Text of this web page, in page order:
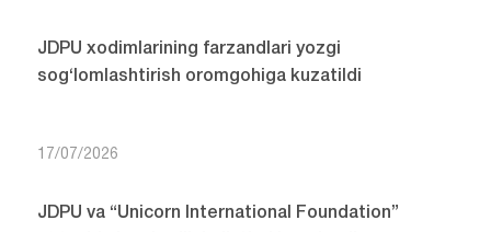
JDPU xodimlarining farzandlari yozgi
sog‘lomlashtirish oromgohiga kuzatildi
17/07/2026
JDPU va “Unicorn International Foundation”